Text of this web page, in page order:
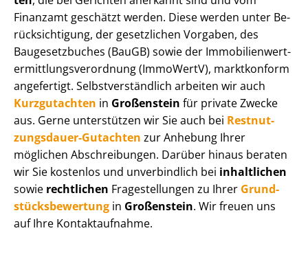
Finanzamt geschätzt werden. Diese werden unter Be­
rück­sich­ti­gung, der gesetzlichen Vorgaben, des
Baugesetzbuches (BauGB) sowie der Im­mo­bi­li­en­wert­
ermitt­lungs­ver­ord­nung (ImmoWertV), marktkonform
angefertigt. Selbst­ver­ständ­lich arbeiten wir auch
Kurzgutachten in Großenstein für private Zwecke
aus. Gerne unterstützen wir Sie auch bei Rest­nut­
zungs­dau­er-Gutachten zur Anhebung Ihrer
möglichen Abschreibungen. Darüber hinaus beraten
wir Sie kostenlos und unverbindlich bei inhaltlichen
sowie rechtlichen Fragestellungen zu Ihrer Grund­
stücks­be­wer­tung in Großenstein. Wir freuen uns
auf Ihre Kontaktaufnahme.